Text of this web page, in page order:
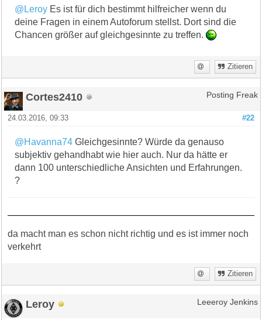
@Leroy Es ist für dich bestimmt hilfreicher wenn du
deine Fragen in einem Autoforum stellst. Dort sind die
Chancen größer auf gleichgesinnte zu treffen.
Zitieren
Cortes2410 Posting Freak
#22
24.03.2016, 09:33
@Havanna74 Gleichgesinnte? Würde da genauso
subjektiv gehandhabt wie hier auch. Nur da hätte er
dann 100 unterschiedliche Ansichten und Erfahrungen.
?
da macht man es schon nicht richtig und es ist immer noch
verkehrt
Zitieren
Leroy Leeeroy Jenkins